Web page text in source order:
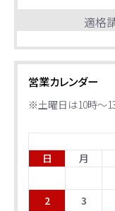
適格
営業カレンダー
※土曜日は10時～13
日
月
2
3